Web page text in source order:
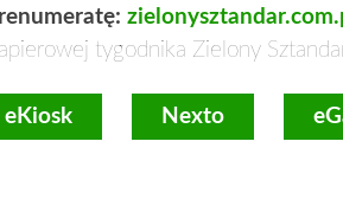
tygodnika Zielony
eKiosk Nexto